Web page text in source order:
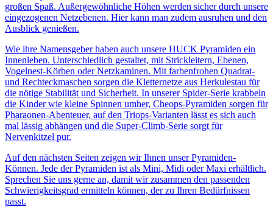
großen Spaß. Außergewöhnliche Höhen werden sicher durch unsere
eingezogenen Netzebenen. Hier kann man zudem ausruhen und den
Ausblick genießen.
Wie ihre Namensgeber haben auch unsere HUCK Pyramiden ein
Innenleben. Unterschiedlich gestaltet, mit Strickleitern, Ebenen,
Vogelnest-Körben oder Netzkaminen. Mit farbenfrohen Quadrat-
und Rechteckmaschen sorgen die Kletternetze aus Herkulestau für
die nötige Stabilität und Sicherheit. In unserer Spider-Serie krabbeln
die Kinder wie kleine Spinnen umher, Cheops-Pyramiden sorgen für
Pharaonen-Abenteuer, auf den Triops-Varianten lässt es sich auch
mal lässig abhängen und die Super-Climb-Serie sorgt für
Nervenkitzel pur.
Auf den nächsten Seiten zeigen wir Ihnen unser Pyramiden-
Können. Jede der Pyramiden ist als Mini, Midi oder Maxi erhältlich.
Sprechen Sie uns gerne an, damit wir zusammen den passenden
Schwierigkeitsgrad ermitteln können, der zu Ihren Bedürfnissen
passt.